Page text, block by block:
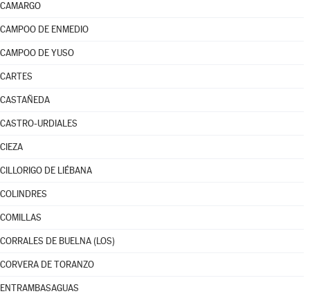
CAMARGO
CAMPOO DE ENMEDIO
CAMPOO DE YUSO
CARTES
CASTAÑEDA
CASTRO-URDIALES
CIEZA
CILLORIGO DE LIÉBANA
COLINDRES
COMILLAS
CORRALES DE BUELNA (LOS)
CORVERA DE TORANZO
ENTRAMBASAGUAS